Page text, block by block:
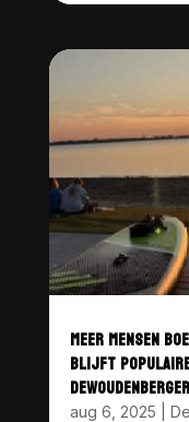
MEER MENSEN
BLIJFT
aug 6, 2025